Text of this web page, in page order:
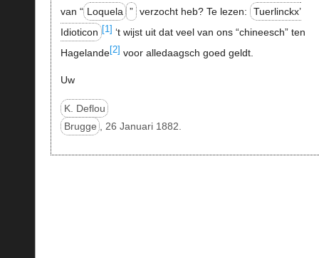
van “ Loquela ” verzocht heb? Te lezen: Tuerlinckx’
Idioticon [1] ‘t wijst uit dat veel van ons “chineesch” ten
Hagelande [2] voor alledaagsch goed geldt.
Uw
K. Deflou
Brugge
, 26 Januari 1882.